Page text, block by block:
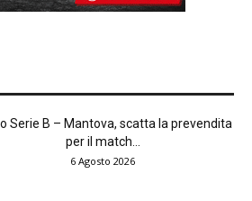
Serie B – Mantova, scatta la prevendita
per il match...
6 Agosto 2026